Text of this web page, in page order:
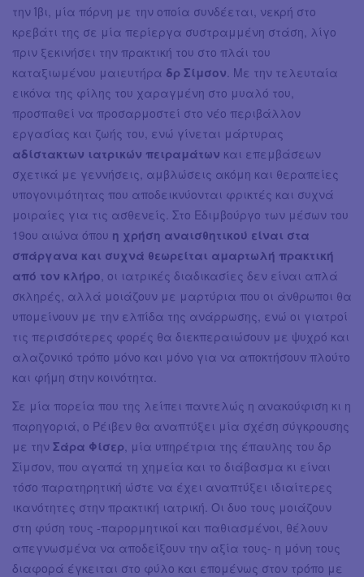
την Ίβι, μία πόρνη με την οποία συνδέεται, νεκρή στο
κρεβάτι της σε μία περίεργα συστραμμένη στάση, λίγο
πριν ξεκινήσει την πρακτική του στο πλάι του
καταξιωμένου μαιευτήρα δρ Σίμσον . Με την τελευταία
εικόνα της φίλης του χαραγμένη στο μυαλό του,
προσπαθεί να προσαρμοστεί στο νέο περιβάλλον
εργασίας και ζωής του, ενώ γίνεται μάρτυρας
αδίστακτων ιατρικών πειραμάτων και επεμβάσεων
σχετικά με γεννήσεις, αμβλώσεις ακόμη και θεραπείες
υπογονιμότητας που αποδεικνύονται φρικτές και συχνά
μοιραίες για τις ασθενείς. Στο Εδιμβούργο των μέσων του
19ου αιώνα όπου η χρήση αναισθητικού είναι στα
σπάργανα και συχνά θεωρείται αμαρτωλή πρακτική
από τον κλήρο , οι ιατρικές διαδικασίες δεν είναι απλά
σκληρές, αλλά μοιάζουν με μαρτύρια που οι άνθρωποι θα
υπομείνουν με την ελπίδα της ανάρρωσης, ενώ οι γιατροί
τις περισσότερες φορές θα διεκπεραιώσουν με ψυχρό και
αλαζονικό τρόπο μόνο και μόνο για να αποκτήσουν πλούτο
και φήμη στην κοινότητα.
Σε μία πορεία που της λείπει παντελώς η ανακούφιση κι η
παρηγοριά, ο Ρέιβεν θα αναπτύξει μία σχέση σύγκρουσης
με την Σάρα Φίσερ , μία υπηρέτρια της έπαυλης του δρ
Σίμσον, που αγαπά τη χημεία και το διάβασμα κι είναι
τόσο παρατηρητική ώστε να έχει αναπτύξει ιδιαίτερες
ικανότητες στην πρακτική ιατρική. Οι δυο τους μοιάζουν
στη φύση τους -παρορμητικοί και παθιασμένοι, θέλουν
απεγνωσμένα να αποδείξουν την αξία τους- η μόνη τους
διαφορά έγκειται στο φύλο και επομένως στον τρόπο με